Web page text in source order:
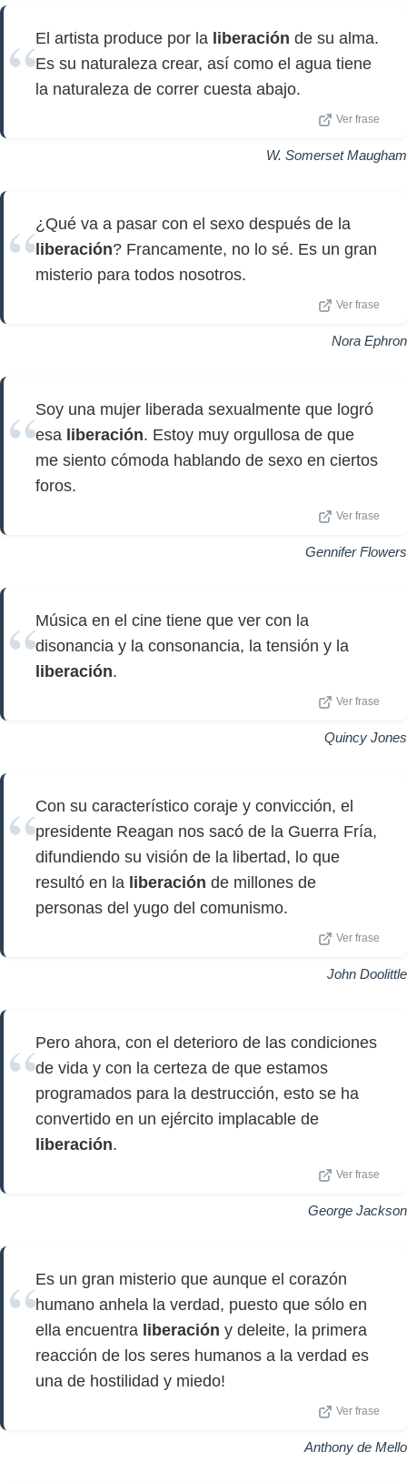
El artista produce por la liberación de su alma.
Es su naturaleza crear, así como el agua tiene
la naturaleza de correr cuesta abajo.
Ver frase
W. Somerset Maugham
¿Qué va a pasar con el sexo después de la
liberación? Francamente, no lo sé. Es un gran
misterio para todos nosotros.
Ver frase
Nora Ephron
Soy una mujer liberada sexualmente que logró
esa liberación. Estoy muy orgullosa de que
me siento cómoda hablando de sexo en ciertos
foros.
Ver frase
Gennifer Flowers
Música en el cine tiene que ver con la
disonancia y la consonancia, la tensión y la
liberación.
Ver frase
Quincy Jones
Con su característico coraje y convicción, el
presidente Reagan nos sacó de la Guerra Fría,
difundiendo su visión de la libertad, lo que
resultó en la liberación de millones de
personas del yugo del comunismo.
Ver frase
John Doolittle
Pero ahora, con el deterioro de las condiciones
de vida y con la certeza de que estamos
programados para la destrucción, esto se ha
convertido en un ejército implacable de
liberación.
Ver frase
George Jackson
Es un gran misterio que aunque el corazón
humano anhela la verdad, puesto que sólo en
ella encuentra liberación y deleite, la primera
reacción de los seres humanos a la verdad es
una de hostilidad y miedo!
Ver frase
Anthony de Mello